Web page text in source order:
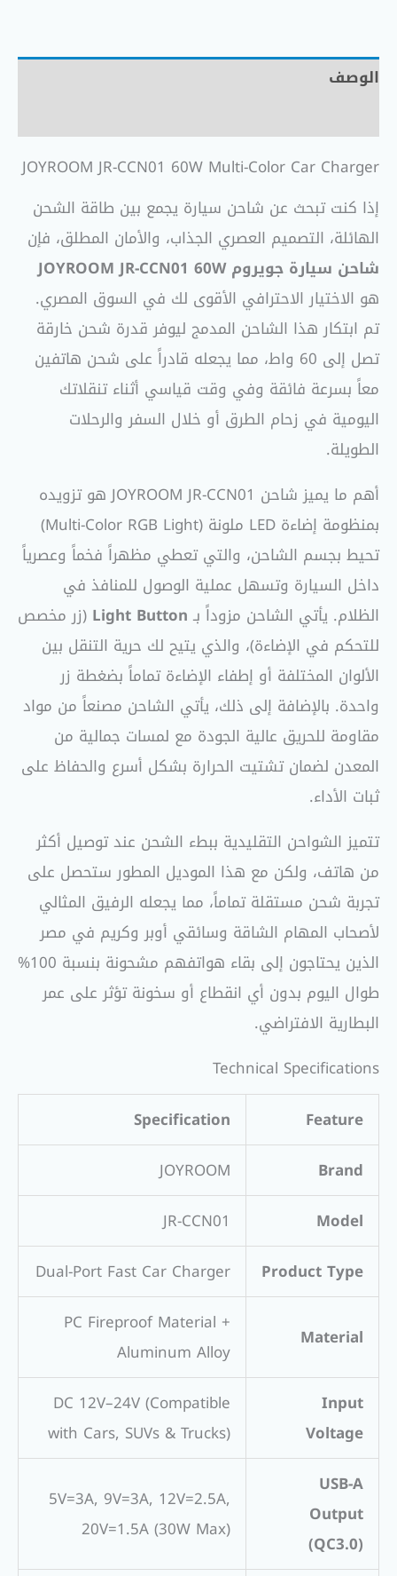
الوصف
JOYROOM JR-CCN01 60W Multi-Color Car Charger
إذا كنت تبحث عن شاحن سيارة يجمع بين طاقة الشحن
الهائلة، التصميم العصري الجذاب، والأمان المطلق، فإن
شاحن سيارة جويروم JOYROOM JR-CCN01 60W
هو الاختيار الاحترافي الأقوى لك في السوق المصري.
تم ابتكار هذا الشاحن المدمج ليوفر قدرة شحن خارقة
تصل إلى 60 واط، مما يجعله قادراً على شحن هاتفين
معاً بسرعة فائقة وفي وقت قياسي أثناء تنقلاتك
اليومية في زحام الطرق أو خلال السفر والرحلات
الطويلة.
أهم ما يميز شاحن JOYROOM JR-CCN01 هو تزويده
بمنظومة إضاءة LED ملونة (Multi-Color RGB Light)
تحيط بجسم الشاحن، والتي تعطي مظهراً فخماً وعصرياً
داخل السيارة وتسهل عملية الوصول للمنافذ في
الظلام. يأتي الشاحن مزوداً بـ Light Button (زر مخصص
للتحكم في الإضاءة)، والذي يتيح لك حرية التنقل بين
الألوان المختلفة أو إطفاء الإضاءة تماماً بضغطة زر
واحدة. بالإضافة إلى ذلك، يأتي الشاحن مصنعاً من مواد
مقاومة للحريق عالية الجودة مع لمسات جمالية من
المعدن لضمان تشتيت الحرارة بشكل أسرع والحفاظ على
ثبات الأداء.
تتميز الشواحن التقليدية ببطء الشحن عند توصيل أكثر
من هاتف، ولكن مع هذا الموديل المطور ستحصل على
تجربة شحن مستقلة تماماً، مما يجعله الرفيق المثالي
لأصحاب المهام الشاقة وسائقي أوبر وكريم في مصر
الذين يحتاجون إلى بقاء هواتفهم مشحونة بنسبة 100%
طوال اليوم بدون أي انقطاع أو سخونة تؤثر على عمر
البطارية الافتراضي.
Technical Specifications
Feature
Specification
Brand
JOYROOM
Model
JR-CCN01
Product Type
Dual-Port Fast Car Charger
Material
PC Fireproof Material +
Aluminum Alloy
Input
Voltage
DC 12V–24V (Compatible
with Cars, SUVs & Trucks)
USB-A
Output
(QC3.0)
5V=3A, 9V=3A, 12V=2.5A,
20V=1.5A (30W Max)